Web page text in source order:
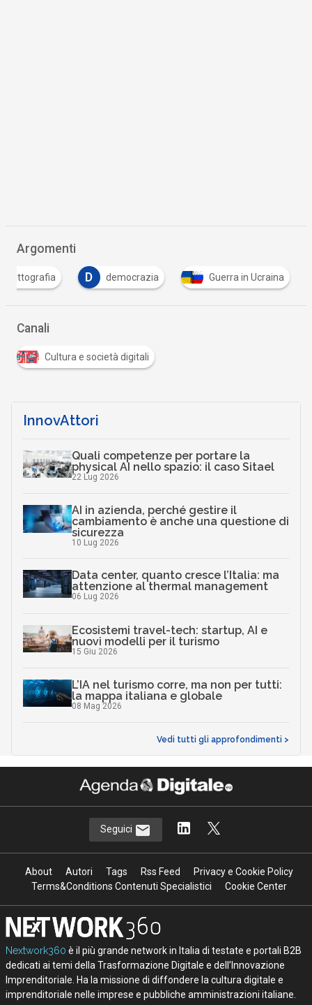
Argomenti
crittografia D democrazia Guerra in Ucraina
Canali
Cultura e società digitali
InnovAttori
Quali competenze per portare la
physical AI nello spazio: il caso Sitael
22 Lug 2026
AI in azienda, perché gestire il
cambiamento è anche una questione di
sicurezza
10 Lug 2026
Data center, quanto cresce l’Italia: ma
attenzione al thermal management
06 Lug 2026
Ecosistemi travel-tech: startup, AI e
nuovi modelli per il turismo
15 Giu 2026
L’IA nel turismo corre, ma non per tutti:
la mappa italiana e globale
08 Mag 2026
Vedi tutti gli approfondimenti >
Seguici
About Autori Tags Rss Feed
Privacy e Cookie Policy
Terms&Conditions Contenuti Specialistici
Cookie Center
Nextwork360 è il più grande network in Italia di testate e portali B2B
dedicati ai temi della Trasformazione Digitale e dell’Innovazione
Imprenditoriale. Ha la missione di diffondere la cultura digitale e
imprenditoriale nelle imprese e pubbliche amministrazioni italiane.